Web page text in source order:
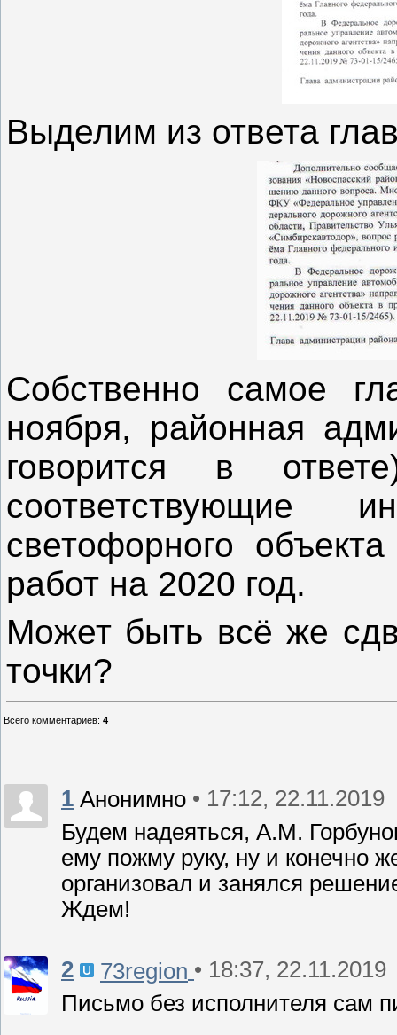
Выделим из ответа
Собственно самое
ноября, районная
говорится в
соответствующие
светофорного
работ на 2020 год.
Может быть всё же
точки?
Всего комментариев: 4
1 Анонимно • 17:12, 22.11.2019
Будем надеяться, А.М.
ему пожму руку, ну и конечно
организовал и занялся
Ждем!
2 73region • 18:37, 22.11.2019
Письмо без исполнителя сам